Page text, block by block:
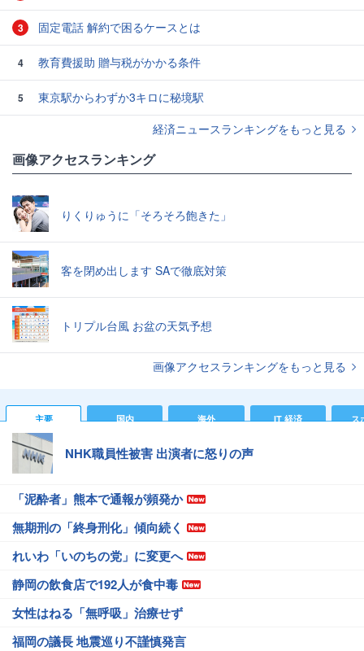
3 固定電話 解約で困るケースとは
4 教育費援助 贈与税がかかる条件
5
東京駅からわずか3キロに秘境駅
経済ニュースランキングをもっと見る
画像アクセスランキング
りくりゅうに「そろそろ飽きた」
客を閉め出します SAで徹底対策
トリプル台風 お盆の天気予想
画像アクセスランキングをもっと見る
主要 国内 海外 IT 経済 ス
NHK職員性被害 出演者に怒りの声
「泥酔者」熊本で通報が頻発か
無期刑の「終身刑化」傾向続く
れいわ「いのちの党」に変更へ
静岡の飲食店で192人が食中毒
女性はねる「無呼吸」治療せず
福岡の議長 地震巡り不謹慎発言